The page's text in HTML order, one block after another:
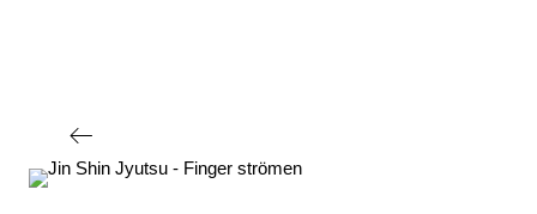
Beitragsnavigation